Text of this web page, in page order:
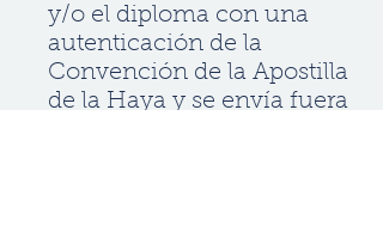
y/o el diploma con una
autenticación de la
Convención de la Apostilla
de la Haya y se envía fuera